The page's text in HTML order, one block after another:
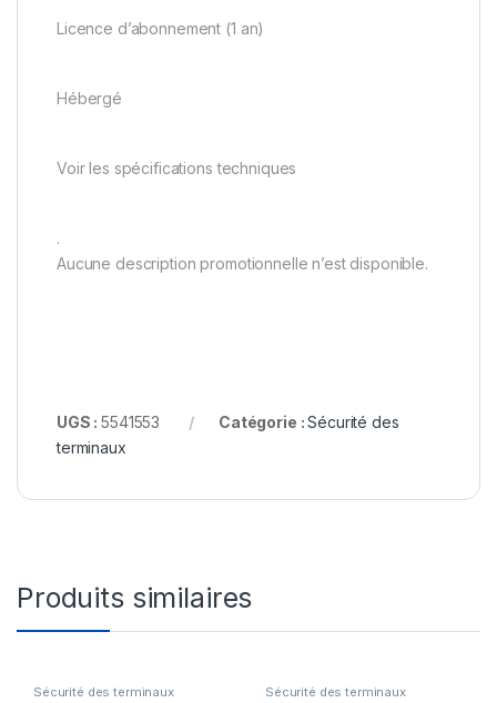
Licence d’abonnement (1 an)
Hébergé
Voir les spécifications techniques
.
Aucune description promotionnelle n’est disponible.
UGS :5541553 Catégorie :Sécurité des
terminaux
Produits similaires
Sécurité des terminaux Sécurité des terminaux